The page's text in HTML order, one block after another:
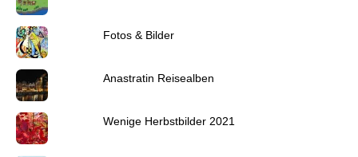
Fotos & Bilder
Anastratin Reisealben
Wenige Herbstbilder 2021